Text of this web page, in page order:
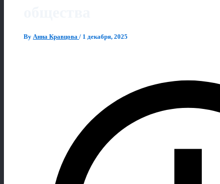
By Анна Кравцова / 1 декабря, 2025